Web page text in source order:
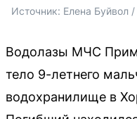
Источник: Елена Буйвол /
Водолазы МЧС
тело 9-летнего
водохранилище в